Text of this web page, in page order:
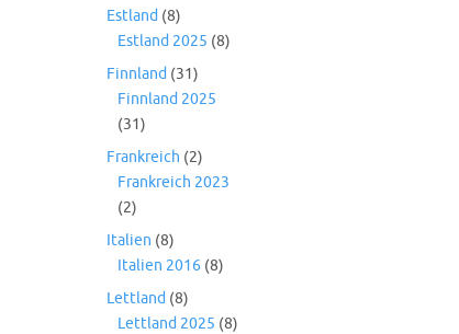
Estland (8)
Estland 2025 (8)
Finnland (31)
Finnland 2025
(31)
Frankreich (2)
Frankreich 2023
(2)
Italien (8)
Italien 2016 (8)
Lettland (8)
Lettland 2025 (8)